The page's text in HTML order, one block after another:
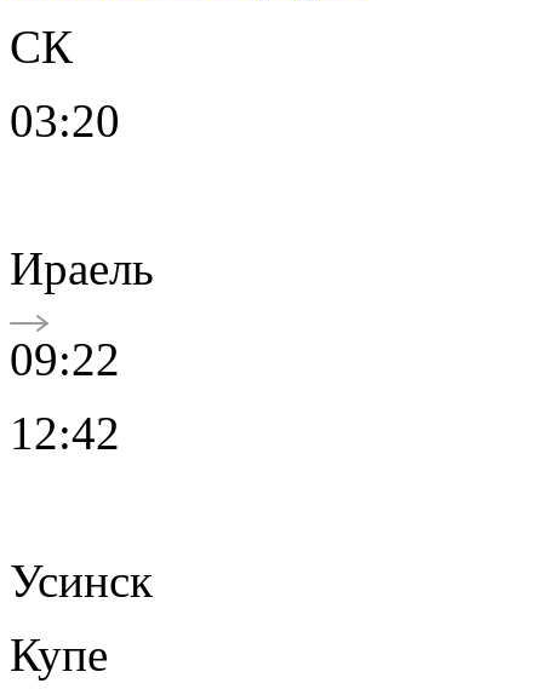
СК
03:20
Ираель
09:22
12:42
Усинск
Купе